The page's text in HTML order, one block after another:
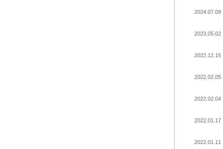
2024.07.09
2023.05.02
2022.12.15
2022.02.05
2022.02.04
2022.01.17
2022.01.11